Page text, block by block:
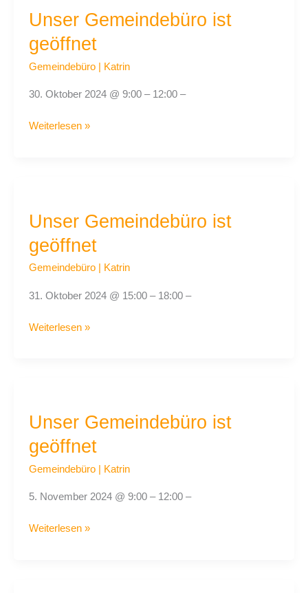
Unser Gemeindebüro ist
geöffnet
Gemeindebüro| Katrin
30. Oktober 2024 @ 9:00 – 12:00 –
ist
Weiterlesen »
Unser Gemeindebüro ist
geöffnet
Gemeindebüro| Katrin
31. Oktober 2024 @ 15:00 – 18:00 –
ist
Weiterlesen »
Unser Gemeindebüro ist
geöffnet
Gemeindebüro| Katrin
5. November 2024 @ 9:00 – 12:00 –
ist
Weiterlesen »